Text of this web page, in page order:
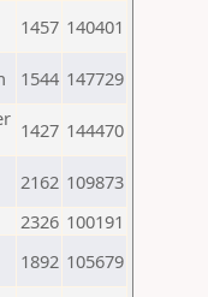
1457 140401
1544 147729
1427 144470
2162 109873
2326 100191
1892 105679